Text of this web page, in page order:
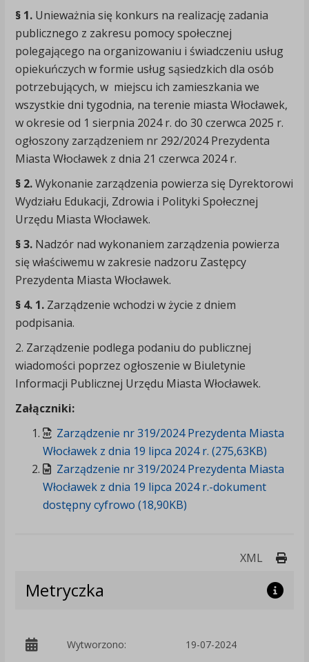
§ 1. Unieważnia się konkurs na realizację zadania
publicznego z zakresu pomocy społecznej
polegającego na organizowaniu i świadczeniu usług
opiekuńczych w formie usług sąsiedzkich dla osób
potrzebujących, w miejscu ich zamieszkania we
wszystkie dni tygodnia, na terenie miasta Włocławek,
w okresie od 1 sierpnia 2024 r. do 30 czerwca 2025 r.
ogłoszony zarządzeniem nr 292/2024 Prezydenta
Miasta Włocławek z dnia 21 czerwca 2024 r.
§ 2.Wykonanie zarządzenia powierza się Dyrektorowi
Wydziału Edukacji, Zdrowia i Polityki Społecznej
Urzędu Miasta Włocławek.
§ 3. Nadzór nad wykonaniem zarządzenia powierza
się właściwemu w zakresie nadzoru Zastępcy
Prezydenta Miasta Włocławek.
§ 4. 1. Zarządzenie wchodzi w życie z dniem
podpisania.
2. Zarządzenie podlega podaniu do publicznej
wiadomości poprzez ogłoszenie w Biuletynie
Informacji Publicznej Urzędu Miasta Włocławek.
Załączniki:
Zarządzenie nr 319/2024 Prezydenta Miasta
Włocławek z dnia 19 lipca 2024 r. (275,63KB)
Zarządzenie nr 319/2024 Prezydenta Miasta
Włocławek z dnia 19 lipca 2024 r.-dokument
dostępny cyfrowo (18,90KB)
XML
Metryczka
Wytworzono: 19-07-2024